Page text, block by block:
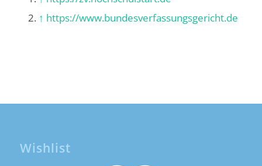
↑ https://www.bundesverfassungsgericht.de
Wishlist